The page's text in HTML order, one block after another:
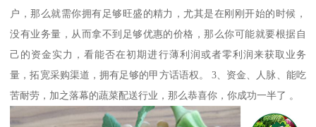
户，那么就需你拥有足够旺盛的精力，尤其是在刚刚开始的时候，
没有业务量，从而拿不到足够优惠的价格，那么你可能就要根据自
己的资金实力，看能否在初期进行薄利润或者零利润来获取业务
量，拓宽采购渠道，拥有足够的甲方话语权。 3、资金、人脉、能吃
苦耐劳，加之落幕的蔬菜配送行业，那么恭喜你，你成功一半了 。